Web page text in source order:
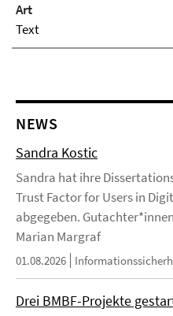
Art
Text
NEWS
Sandra Kostic
Sandra hat ihre
Trust Factor for Users in
abgegeben.
Marian Margraf
01.08.2026
Drei BMBF-Projekte